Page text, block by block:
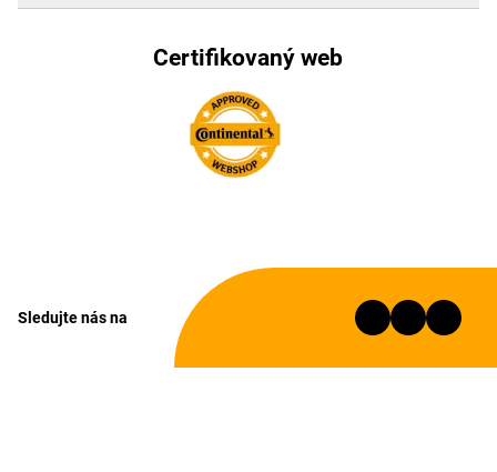
Certifikovaný web
Sledujte nás na